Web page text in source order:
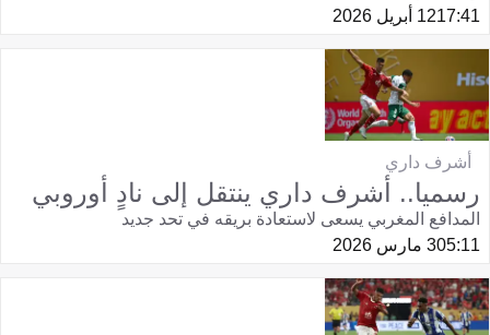
17:4112 أبريل 2026
أشرف داري
رسميا.. أشرف داري ينتقل إلى نادٍ أوروبي
المدافع المغربي يسعى لاستعادة بريقه في تحد جديد
05:113 مارس 2026